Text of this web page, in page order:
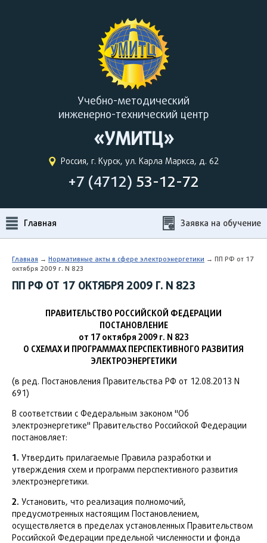
Учебно-методический
инженерно-технический центр
«УМИТЦ»
Россия, г. Курск, ул. Карла Маркса, д. 62
+7 (4712) 53-12-72
Главная Заявка на обучение
Главная → Нормативные акты в сфере электроэнергетики → ПП РФ от 17
октября 2009 г. N 823
ПП РФ ОТ 17 ОКТЯБРЯ 2009 Г. N 823
ПРАВИТЕЛЬСТВО РОССИЙСКОЙ ФЕДЕРАЦИИ
ПОСТАНОВЛЕНИЕ
от 17 октября 2009 г. N 823
О СХЕМАХ И ПРОГРАММАХ ПЕРСПЕКТИВНОГО РАЗВИТИЯ
ЭЛЕКТРОЭНЕРГЕТИКИ
(в ред. Постановления Правительства РФ от 12.08.2013 N
691)
В соответствии с Федеральным законом "Об
электроэнергетике" Правительство Российской Федерации
постановляет:
1. Утвердить прилагаемые Правила разработки и
утверждения схем и программ перспективного развития
электроэнергетики.
2. Установить, что реализация полномочий,
предусмотренных настоящим Постановлением,
осуществляется в пределах установленных Правительством
Российской Федерации предельной численности и фонда